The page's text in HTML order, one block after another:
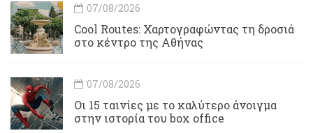
07/08/2026
Cool Routes: Χαρτογραφώντας τη δροσιά
στο κέντρο της Αθήνας
07/08/2026
Οι 15 ταινίες με το καλύτερο άνοιγμα
στην ιστορία του box office